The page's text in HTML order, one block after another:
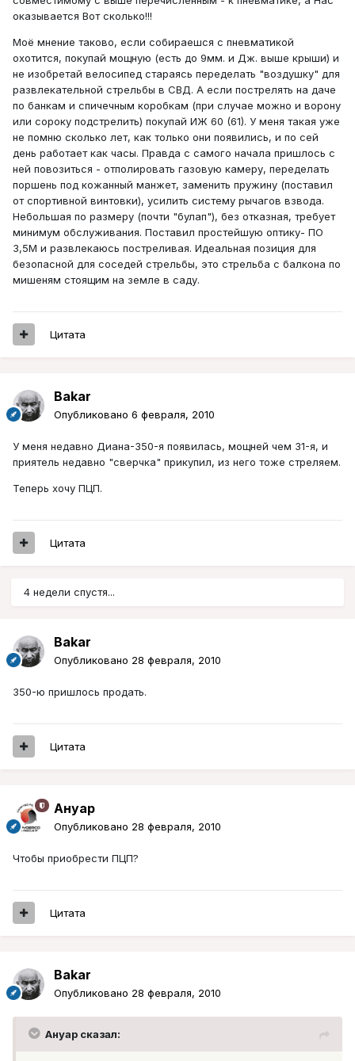
оказывается Вот сколько!!!
Моё мнение таково, если собираешся с пневматикой
охотится, покупай мощную (есть до 9мм. и Дж. выше крыши) и
не изобретай велосипед стараясь переделать "воздушку" для
развлекательной стрельбы в СВД. А если пострелять на даче
по банкам и спичечным коробкам (при случае можно и ворону
или сороку подстрелить) покупай ИЖ 60 (61). У меня такая уже
не помню сколько лет, как только они появились, и по сей
день работает как часы. Правда с самого начала пришлось с
ней повозиться - отполировать газовую камеру, переделать
поршень под кожанный манжет, заменить пружину (поставил
от спортивной винтовки), усилить систему рычагов взвода.
Небольшая по размеру (почти "булап"), без отказная, требует
минимум обслуживания. Поставил простейшую оптику- ПО
3,5М и развлекаюсь постреливая. Идеальная позиция для
безопасной для соседей стрельбы, это стрельба с балкона по
мишеням стоящим на земле в саду.
Цитата
Bakar
Опубликовано 6 февраля, 2010
У меня недавно Диана-350-я появилась, мощней чем 31-я, и
приятель недавно "сверчка" прикупил, из него тоже стреляем.
Теперь хочу ПЦП.
Цитата
4 недели спустя...
Bakar
Опубликовано 28 февраля, 2010
350-ю пришлось продать.
Цитата
Ануар
Опубликовано 28 февраля, 2010
Чтобы приобрести ПЦП?
Цитата
Bakar
Опубликовано 28 февраля, 2010
Ануар сказал: